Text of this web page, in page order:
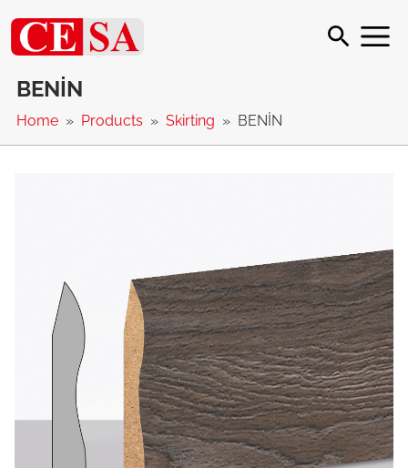
BENİN
Home Products Skirting BENİN